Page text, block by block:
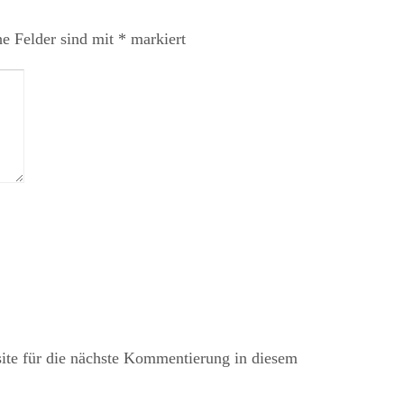
Felder sind mit * markiert
für die nächste Kommentierung in diesem